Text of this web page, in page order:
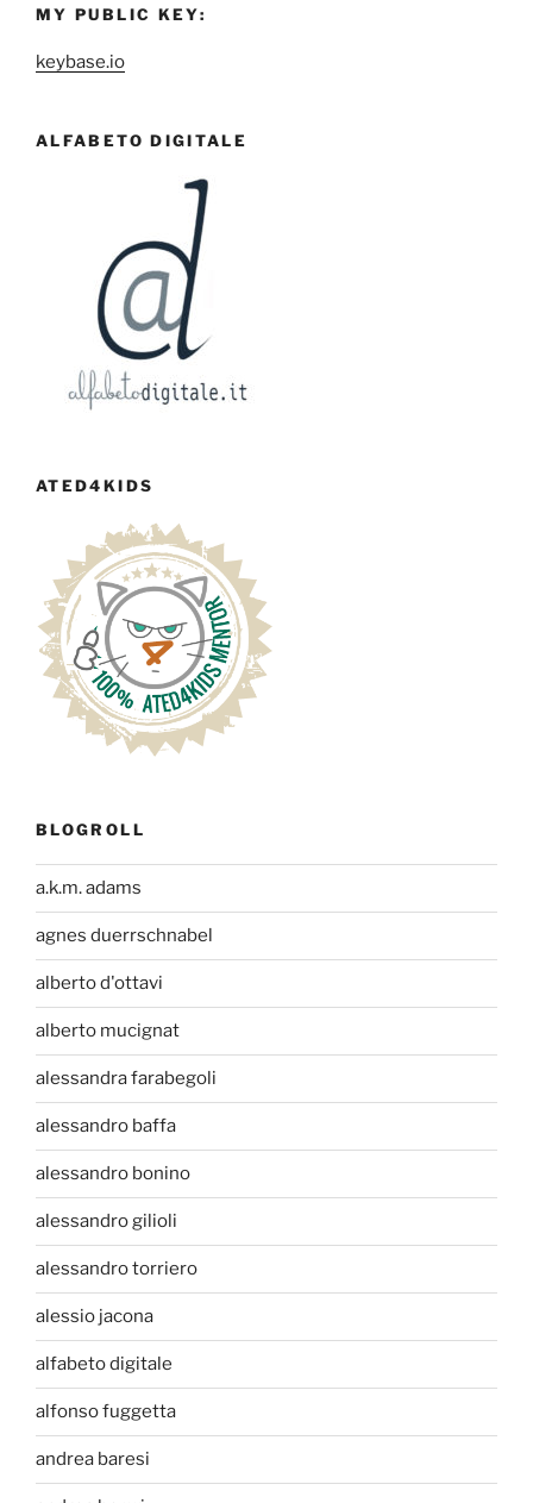
MY PUBLIC KEY:
keybase.io
ALFABETO DIGITALE
ATED4KIDS
BLOGROLL
a.k.m. adams
agnes duerrschnabel
alberto d'ottavi
alberto mucignat
alessandra farabegoli
alessandro baffa
alessandro bonino
alessandro gilioli
alessandro torriero
alessio jacona
alfabeto digitale
alfonso fuggetta
andrea baresi